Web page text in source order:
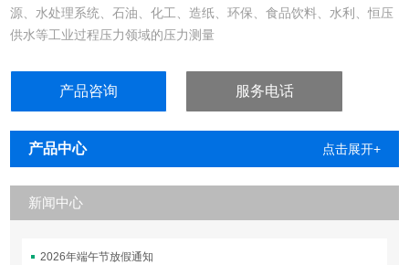
源、水处理系统、石油、化工、造纸、环保、食品饮料、水利、恒压
供水等工业过程压力领域的压力测量
产品咨询 服务电话
产品中心 点击展开+
新闻中心
2026年端午节放假通知